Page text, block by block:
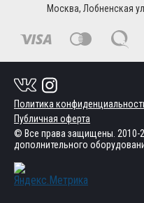
Москва, Лобненская
Политика
Публичная оферта
© Все права защищены. 2010-
дополнительного